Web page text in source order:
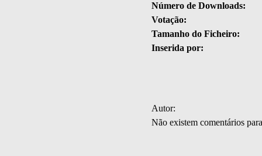
Número de Downloads:
Votação:
Tamanho do Ficheiro:
Inserida por:
Autor:
Não existem comentários